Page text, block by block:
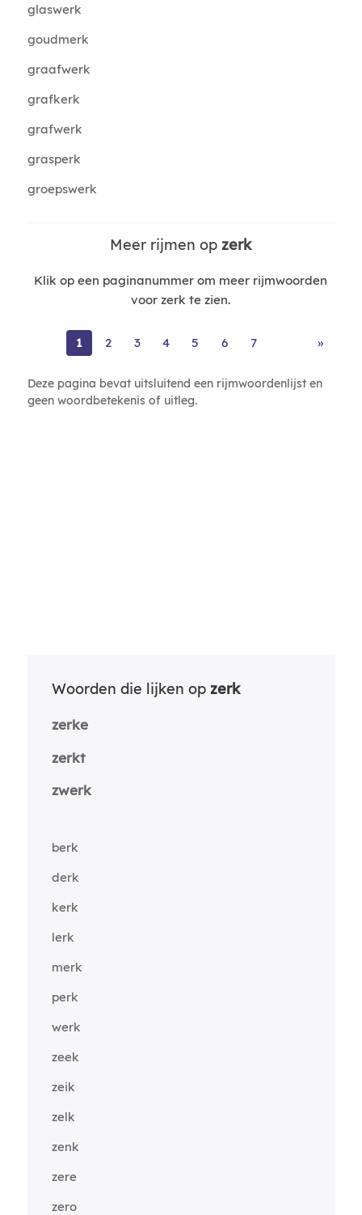
glaswerk
goudmerk
graafwerk
grafkerk
grafwerk
grasperk
groepswerk
Meer rijmen op zerk
Klik op een paginanummer om meer rijmwoorden
voor zerk te zien.
1 2 3 4 5 6 7 »
Deze pagina bevat uitsluitend een rijmwoordenlijst en
geen woordbetekenis of uitleg.
Woorden die lijken op zerk
zerke
zerkt
zwerk
berk
derk
kerk
lerk
merk
perk
werk
zeek
zeik
zelk
zenk
zere
zero